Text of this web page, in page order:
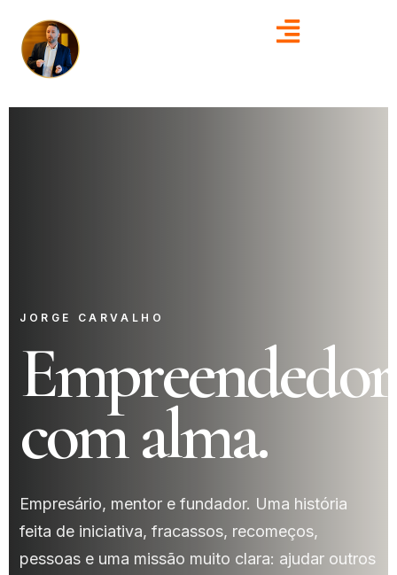
JORGE CARVALHO
com alma.
Empresário, mentor e fundador. Uma história
feita de iniciativa, fracassos, recomeços,
pessoas e uma missão muito clara: ajudar outros